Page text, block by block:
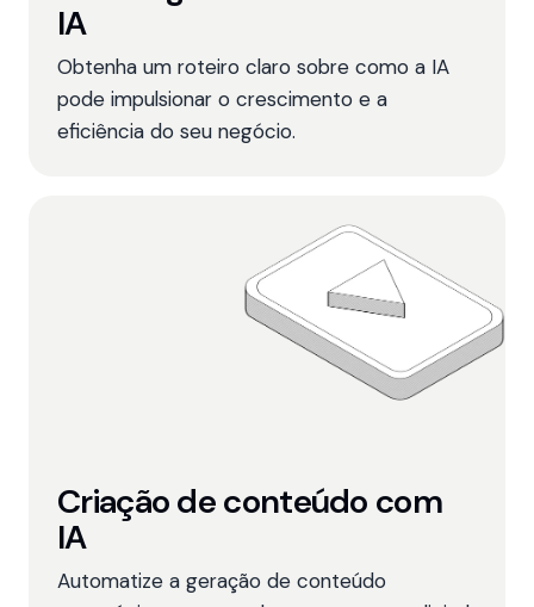
IA
Obtenha um roteiro claro sobre como a IA
pode impulsionar o crescimento e a
eficiência do seu negócio.
Criação de conteúdo com
IA
Automatize a geração de conteúdo